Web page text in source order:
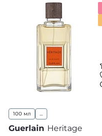
100 мл ...
Guerlain Heritage